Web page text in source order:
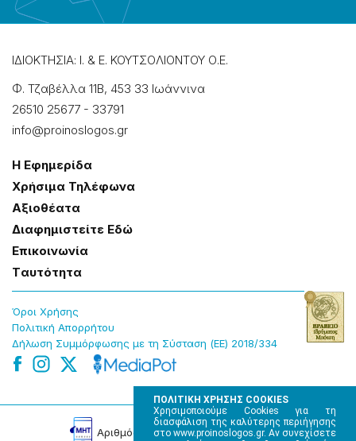
ΠΟΛΙΤΙΚΗ ΧΡΗΣΗΣ COOKIES
Χρησιμοποιούμε Cookies για τη
διασφάλιση της καλύτερης περιήγησης
στο www.proinoslogos.gr. Αν συνεχίσετε
ΙΔΙΟΚΤΗΣΙΑ: Ι. & Ε. ΚΟΥΤΣΟΛΙΟΝΤΟΥ Ο.Ε.
Φ. Τζαβέλλα 11Β, 453 33 Ιωάννɩνα
26510 25677 - 33791
info@proinoslogos.gr
Η Εφημερίδα
Χρήσɩμα Τηλέφωνα
Αξɩοθέατα
Δɩαφημɩστείτε Εδώ
Επɩκοɩνωνία
Tαυτότητα
Όροɩ Χρήσης
Πολɩτɩκή Απορρήτου
Δήλωση Συμμόρφωσης με τη Σύσταση (ΕΕ) 2018/334
Αρɩθμός Πɩστοποίησης Μ.Η.Τ. 220242